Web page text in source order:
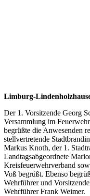
Limburg-
Der 1. Vorsitzende Georg
Versammlung im
begrüßte die Anwesenden
stellvertretende
Markus Knoth, der 1.
Landtagsabgeordnete
Kreisfeuerwehrverband
Voß begrüßt. Ebenso
Wehrführer und
Wehrführer Frank Weimer.